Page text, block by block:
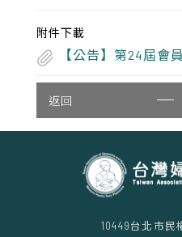
附件下載
【公告】第24屆會
返回
10449台北市民